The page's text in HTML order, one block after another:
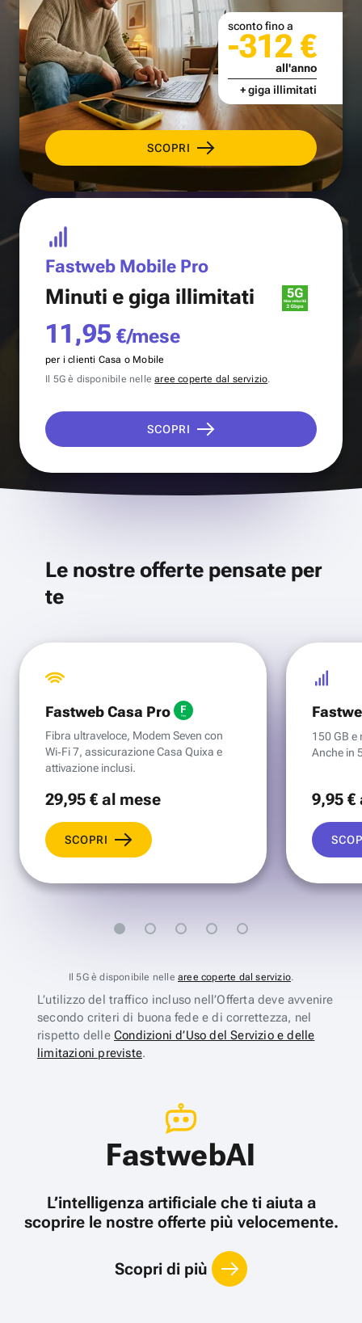
SCOPRI
sconto fino a
-312 €
all'anno
+ giga illimitati
Fastweb Mobile Pro
Minuti e giga illimitati
11,95 €/mese
per i clienti Casa o Mobile
Il 5G è disponibile nellearee coperte dal servizio.
SCOPRI
Le nostre offerte pensate per
te
Fastweb Casa Pro
Fibra ultraveloce, Modem Seven con
Wi‑Fi 7, assicurazione Casa Quixa e
attivazione inclusi.
29,95 €al mese
SCOPRI
150 GB e
Anche in
9,95 €
Il 5G è disponibile nelle aree coperte dal servizio.
L’utilizzo del traffico incluso nell’Offerta deve avvenire
secondo criteri di buona fede e di correttezza, nel
rispetto delle Condizioni d’Uso del Servizio e delle
limitazioni previste.
FastwebAI
L’intelligenza artificiale che ti aiuta a
scoprire le nostre offerte più velocemente.
Scopri di più